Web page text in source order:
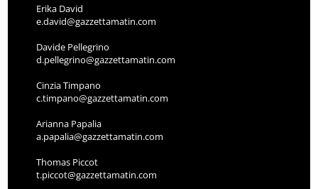
Erika David
e.david@gazzettamatin.com
Davide Pellegrino
d.pellegrino@gazzettamatin.com
Cinzia Timpano
c.timpano@gazzettamatin.com
Arianna Papalia
a.papalia@gazzettamatin.com
Thomas Piccot
t.piccot@gazzettamatin.com